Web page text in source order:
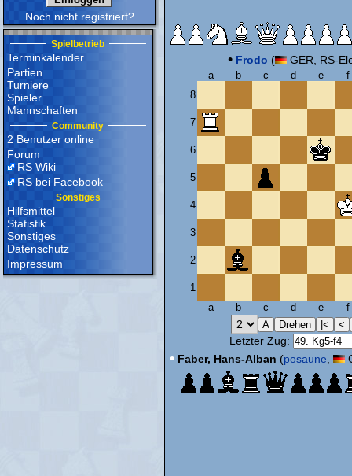
Noch nicht registriert?
Spielbetrieb
Terminkalender
Partien
Turniere
Spieler
Mannschaften
Community
2 Benutzer online
Forum
RS Wiki
RS bei Facebook
Sonstiges
Hilfsmittel
Statistik
Sonstiges
Datenschutz
Impressum
• Frodo ( GER, RS-
a b c d e
f
8
7
6
5
4
3
2
1
a
b c d e f
Letzter Zug:
• Faber, Hans-Alban (posaune